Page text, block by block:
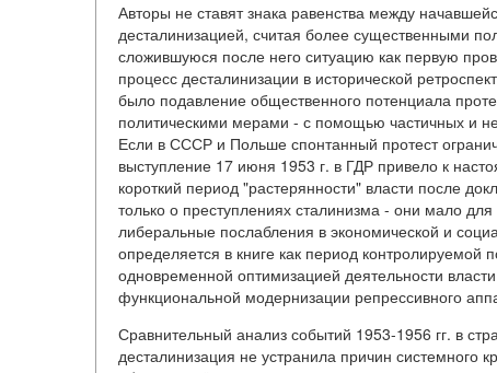
Авторы не ставят знака равенства между
десталинизацией, считая более существенными
сложившуюся после него ситуацию как первую
процесс десталинизации в исторической
было подавление общественного потенциала
политическими мерами - с помощью частичных и не
Если в СССР и Польше спонтанный протест
выступление 17 июня 1953 г. в ГДР привело к
короткий период "растерянности" власти после
только о преступлениях сталинизма - они мало
либеральные послабления в экономической и
определяется в книге как период контролируемой
одновременной оптимизацией деятельности
функциональной модернизации репрессивного
Сравнительный анализ событий 1953-1956 гг. в
десталинизация не устранила причин системного